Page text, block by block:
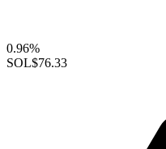
0.96%
SOL$76.33